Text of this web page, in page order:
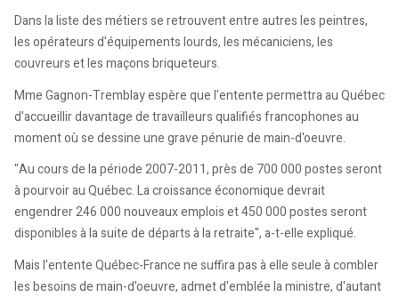
Dans la liste des métiers se retrouvent entre autres les peintres,
les opérateurs d'équipements lourds, les mécaniciens, les
couvreurs et les maçons briqueteurs.
Mme Gagnon-Tremblay espère que l'entente permettra au Québec
d'accueillir davantage de travailleurs qualifiés francophones au
moment où se dessine une grave pénurie de main-d'oeuvre.
"Au cours de la période 2007-2011, près de 700 000 postes seront
à pourvoir au Québec. La croissance économique devrait
engendrer 246 000 nouveaux emplois et 450 000 postes seront
disponibles à la suite de départs à la retraite", a-t-elle expliqué.
Mais l'entente Québec-France ne suffira pas à elle seule à combler
les besoins de main-d'oeuvre, admet d'emblée la ministre, d'autant